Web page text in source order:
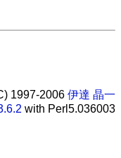
1997-2006 伊達 晶一
with Perl5.036003